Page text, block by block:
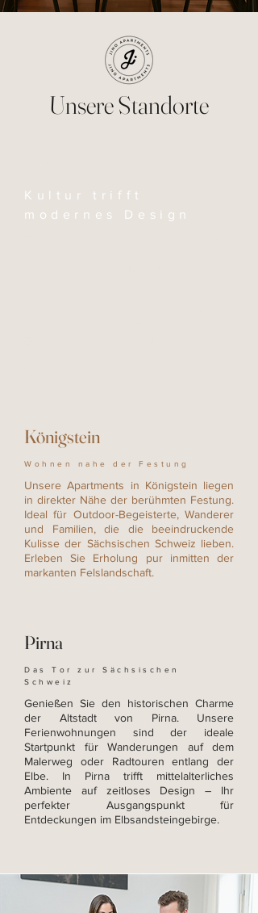
Unsere Standorte
Kultur trifft
modernes Design
Königstein
Wohnen nahe der Festung
Unsere Apartments in Königstein liegen
in direkter Nähe der berühmten Festung.
Ideal für Outdoor-Begeisterte, Wanderer
und Familien, die die beeindruckende
Kulisse der Sächsischen Schweiz lieben.
Erleben Sie Erholung pur inmitten der
markanten Felslandschaft.
Pirna
Das Tor zur Sächsischen
Schweiz
Genießen Sie den historischen Charme
der Altstadt von Pirna. Unsere
Ferienwohnungen sind der ideale
Startpunkt für Wanderungen auf dem
Malerweg oder Radtouren entlang der
Elbe. In Pirna trifft mittelalterliches
Ambiente auf zeitloses Design – Ihr
perfekter Ausgangspunkt für
Entdeckungen im Elbsandsteingebirge.